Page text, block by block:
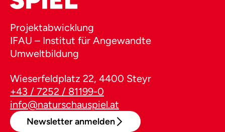
Projektabwicklung
IFAU – Institut für Angewandte
Umweltbildung
Wieserfeldplatz 22, 4400 Steyr
+43 / 7252 / 81199-0
info@naturschauspiel.at
Newsletter anmelden